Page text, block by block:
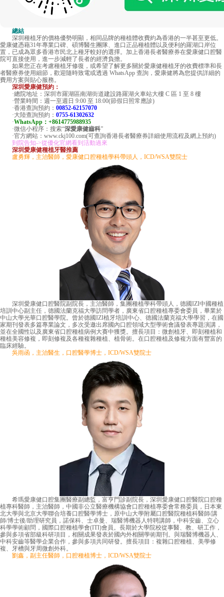
總結
深圳種植牙的價格優勢明顯，相同品牌的種植體收費約為香港的一半甚至更低。
愛康健憑藉31年專業口碑、碩博醫生團隊、進口正品種植體以及便利的羅湖口岸位
置，已成為眾多香港市民北上種牙較好的選擇。加上香港長者醫療券在愛康健口腔醫
院可直接使用，進一步減輕了長者的經濟負擔。
如果您正在考慮種植牙修復，或希望了解更多關於愛康健種植牙的收費標準和長
者醫療券使用細節，歡迎隨時致電或透過 WhatsApp 查詢，愛康健將為您提供詳細的
費用方案與貼心服務。
深圳愛康健預約：
·總院地址：深圳市羅湖區南湖街道建設路羅湖火車站大樓 C 區 1 至 8 樓
·營業時間：週一至週日 9:00 至 18:00(節假日照常應診)
·香港查詢預約： 00852-62157070
·大陸查詢預約： 0755-61302632
·WhatsApp：+8614775988935
·微信小程序：搜索“深愛康健齒科”
·官方網站：www.ckj100.com(可查詢香港長者醫療券詳細使用流程及網上預約)
到院告知->從優化官網看到活動過來
深圳愛康健種植牙醫推薦
盧勇輝，主治醫師，愛康健口腔種植學科帶頭人，ICD/WSA雙院士
深圳愛康健口腔醫院副院長，主治醫師，集團種植學科帶頭人，德國IZI中國種植
培訓中心副主任，德國法蘭克福大學訪問學者，廣東省口腔種植專委會委員，畢業於
中山大學光華口腔醫學院。曾於德國IZI植牙培訓中心、德國法蘭克福大學學習，在國
家期刊發表多篇專業論文，多次受邀出席國內口腔領域大型學術會議發表專題演講，
並在全國性以及廣東省口腔種植病例大賽中獲獎。擅長項目：微創植牙、即刻種植和
種植美容修複，即刻修複及各種複雜種植、植骨術。在口腔種植及修複方面有豐富的
臨床經驗。
吳雨函，主治醫生，口腔醫學博士，ICD/WSA雙院士
希瑪愛康健口腔集團醫療副總監，富亨門診副院長，深圳愛康健口腔醫院口腔種
植專科醫師，主治醫師，中國非公立醫療機構協會口腔種植專委會常務委員，日本東
北大學與北京大學聯合培養口腔醫學博士，原中山大學附屬口腔醫院種植科醫師/講
師/博士後/助理研究員，諾保科、士卓曼、瑞醫博機器人特聘講師，中科安齒、立心
科學學術顧問，國際口腔種植學會(ITI)會員。長期於大學院校從事醫、教、研工作，
參與多項省部級科研項目，相關成果發表於國內外相關學術期刊。與瑞醫博機器人、
中科安齒等醫學企業合作，參與多項共同研發。擅長項目：複雜口腔種植、美學修
複、牙槽與牙周微創外科。
劉鑫，副主任醫師，口腔種植博士，ICD/WSA雙院士